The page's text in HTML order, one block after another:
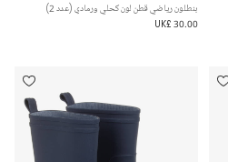
بنطلون رياضي قطن لون كحلي ورمادي (عدد 2)
UK£ 30.00